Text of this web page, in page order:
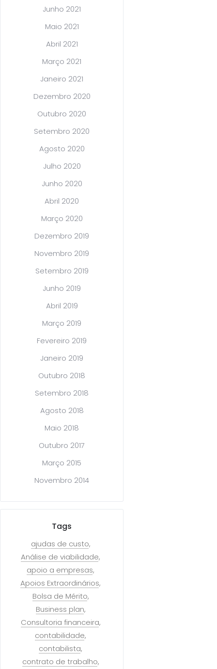
Junho 2021
Maio 2021
Abril 2021
Março 2021
Janeiro 2021
Dezembro 2020
Outubro 2020
Setembro 2020
Agosto 2020
Julho 2020
Junho 2020
Abril 2020
Março 2020
Dezembro 2019
Novembro 2019
Setembro 2019
Junho 2019
Abril 2019
Março 2019
Fevereiro 2019
Janeiro 2019
Outubro 2018
Setembro 2018
Agosto 2018
Maio 2018
Outubro 2017
Março 2015
Novembro 2014
Tags
ajudas de custo
Análise de viabilidade
apoio a empresas
Apoios Extraordinários
Bolsa de Mérito
Business plan
Consultoria financeira
contabilidade
contabilista
contrato de trabalho